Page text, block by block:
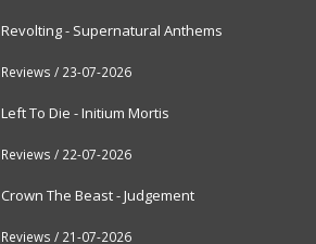
Revolting - Supernatural Anthems
Reviews / 23-07-2026
Left To Die - Initium Mortis
Reviews / 22-07-2026
Crown The Beast - Judgement
Reviews / 21-07-2026